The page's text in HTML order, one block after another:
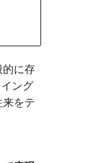
的に存
ング
をテ